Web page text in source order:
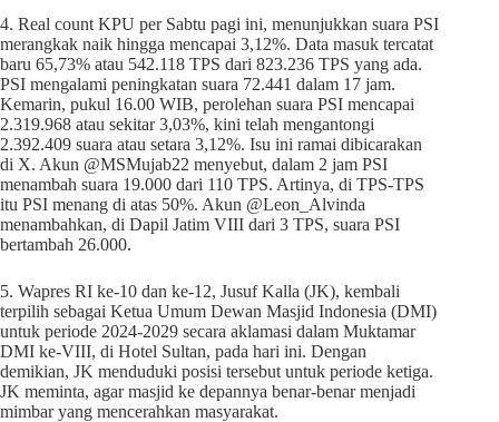
4. Real count KPU per Sabtu pagi ini, menunjukkan suara PSI
merangkak naik hingga mencapai 3,12%. Data masuk tercatat
baru 65,73% atau 542.118 TPS dari 823.236 TPS yang ada.
PSI mengalami peningkatan suara 72.441 dalam 17 jam.
Kemarin, pukul 16.00 WIB, perolehan suara PSI mencapai
2.319.968 atau sekitar 3,03%, kini telah mengantongi
2.392.409 suara atau setara 3,12%. Isu ini ramai dibicarakan
di X. Akun @MSMujab22 menyebut, dalam 2 jam PSI
menambah suara 19.000 dari 110 TPS. Artinya, di TPS-TPS
itu PSI menang di atas 50%. Akun @Leon_Alvinda
menambahkan, di Dapil Jatim VIII dari 3 TPS, suara PSI
bertambah 26.000.
5. Wapres RI ke-10 dan ke-12, Jusuf Kalla (JK), kembali
terpilih sebagai Ketua Umum Dewan Masjid Indonesia (DMI)
untuk periode 2024-2029 secara aklamasi dalam Muktamar
DMI ke-VIII, di Hotel Sultan, pada hari ini. Dengan
demikian, JK menduduki posisi tersebut untuk periode ketiga.
JK meminta, agar masjid ke depannya benar-benar menjadi
mimbar yang mencerahkan masyarakat.